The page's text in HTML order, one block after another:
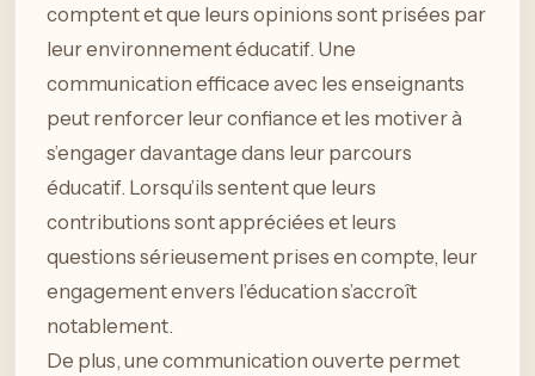
comptent et que leurs opinions sont prisées par
leur environnement éducatif. Une
communication efficace avec les enseignants
peut renforcer leur confiance et les motiver à
s’engager davantage dans leur parcours
éducatif. Lorsqu’ils sentent que leurs
contributions sont appréciées et leurs
questions sérieusement prises en compte, leur
engagement envers l’éducation s’accroît
notablement.
De plus, une communication ouverte permet